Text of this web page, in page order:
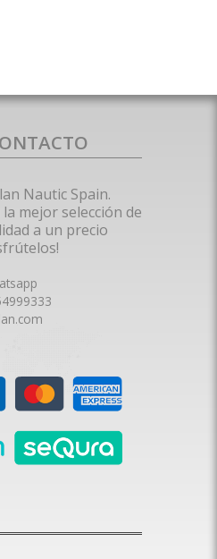
Nautic Spain.
mejor selección de
a un precio